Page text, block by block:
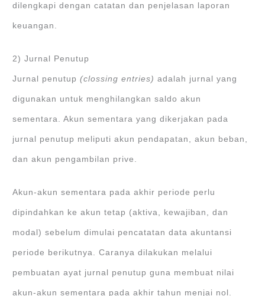
dilengkapi dengan catatan dan penjelasan laporan
keuangan.
2) Jurnal Penutup
Jurnal penutup(clossing entries) adalah jurnal yang
digunakan untuk menghilangkan saldo akun
sementara. Akun sementara yang dikerjakan pada
jurnal penutup meliputi akun pendapatan, akun beban,
dan akun pengambilan prive.
Akun-akun sementara pada akhir periode perlu
dipindahkan ke akun tetap (aktiva, kewajiban, dan
modal) sebelum dimulai pencatatan data akuntansi
periode berikutnya. Caranya dilakukan melalui
pembuatan ayat jurnal penutup guna membuat nilai
akun-akun sementara pada akhir tahun menjai nol.